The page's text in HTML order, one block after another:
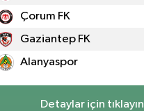
Çorum FK
Gaziantep FK
Alanyaspor
Detaylar için tıklayın